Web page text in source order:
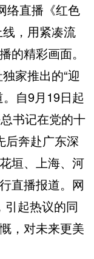
直播《红色
，用紧凑流
的精彩画面。
家推出的“迎
自9月19日起
书记在党的十
后奔赴广东深
垣、上海、河
直播报道。网
起热议的同
，对未来更美